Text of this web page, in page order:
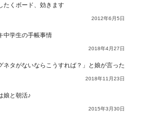
たくボード、効きます
2012年6月5日
中学生の手帳事情
2018年4月27日
ネタがないならこうすれば？」と娘が言った
2018年11月23日
娘と朝活♪
2015年3月30日